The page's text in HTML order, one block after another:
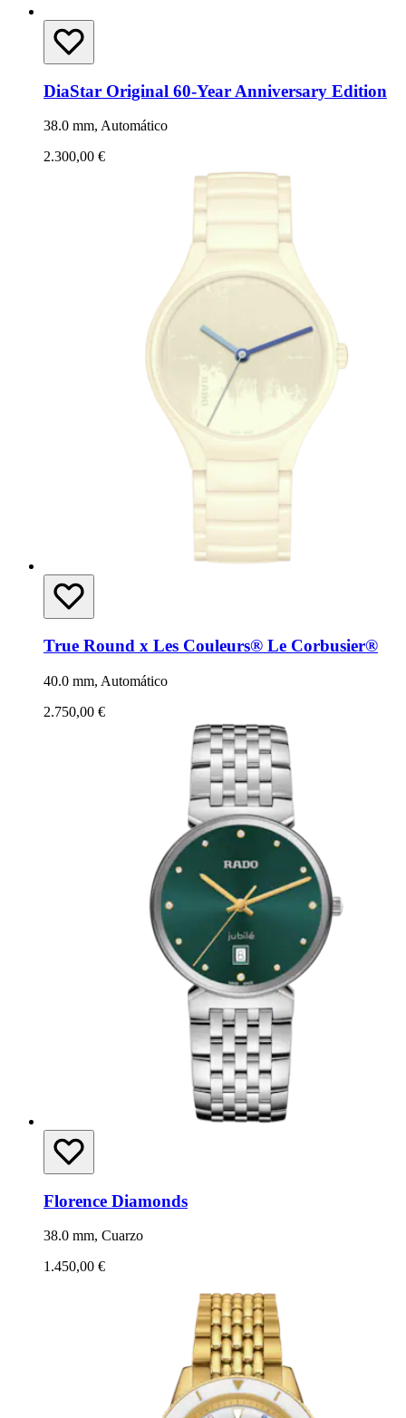
DiaStar Original 60-Year Anniversary Edition
38.0 mm, Automático
2.300,00 €
True Round x Les Couleurs® Le Corbusier®
40.0 mm, Automático
2.750,00 €
Florence Diamonds
38.0 mm, Cuarzo
1.450,00 €